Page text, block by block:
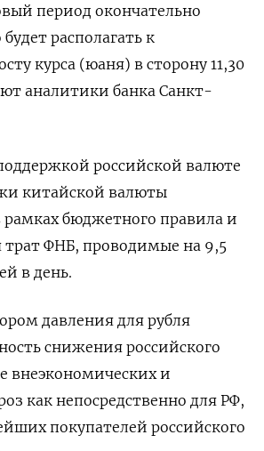
период окончательно
располагать к
курса (юаня) в сторону 11,30
аналитики банка Санкт-
российской валюте
китайской валюты
бюджетного правила и
трат ФНБ, проводимые на 9,5
в день.
давления для рубля
снижения российского
внеэкономических и
как непосредственно для РФ,
покупателей российского